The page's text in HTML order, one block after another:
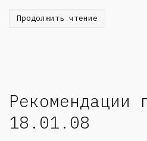
Продолжить чтение
Рекомендации
18.01.08